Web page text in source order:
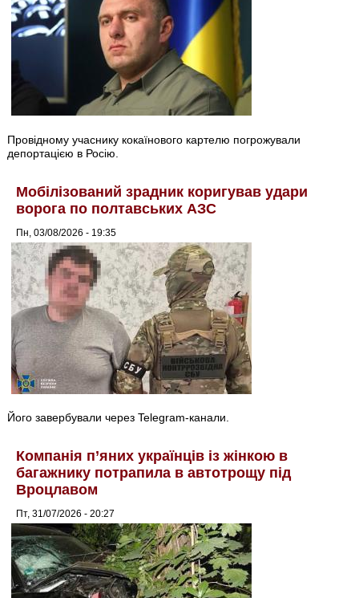
Провідному учаснику кокаїнового картелю погрожували
депортацією в Росію.
Мобілізований зрадник коригував удари
ворога по полтавських АЗС
Пн, 03/08/2026 - 19:35
Його завербували через Telegram-канали.
Компанія п’яних українців із жінкою в
багажнику потрапила в автотрощу під
Вроцлавом
Пт, 31/07/2026 - 20:27